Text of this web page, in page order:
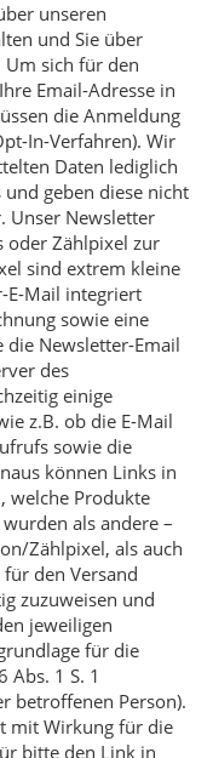
unseren
und Sie über
sich für den
Email-Adresse in
die Anmeldung
In-Verfahren). Wir
Daten lediglich
geben diese nicht
Unser Newsletter
oder Zählpixel zur
sind extrem kleine
E-Mail integriert
sowie eine
die Newsletter-Email
des
einige
z.B. ob die E-Mail
sowie die
können Links in
welche Produkte
als andere –
Zählpixel, als auch
den Versand
zuzuweisen und
jeweiligen
für die
Abs. 1 S. 1
betroffenen Person).
mit Wirkung für die
bitte den Link in